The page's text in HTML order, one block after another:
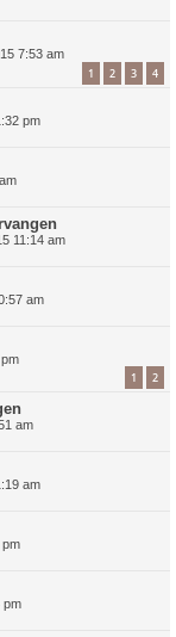
7:53 am
1 2 3 4
pm
11:14 am
am
1 2
am
am
pm
pm